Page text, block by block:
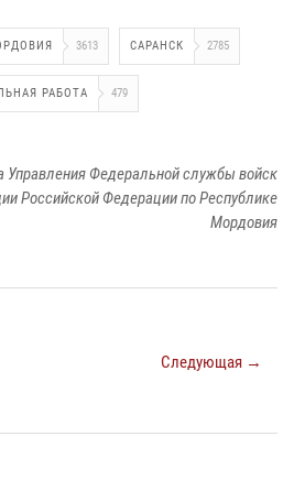
3613 САРАНСК 2785
РАБОТА 479
Управления Федеральной службы войск
Российской Федерации по Республике
Мордовия
Следующая →